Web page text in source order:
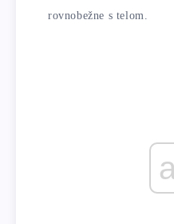
rovnobežne s telom.